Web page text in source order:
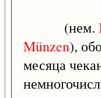
(нем.
Münzen),
месяца